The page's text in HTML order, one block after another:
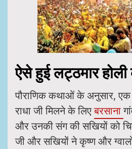
ऐसे हुई लट्ठमार
पौराणिक कथाओं के अनुसार, एक
राधा जी मिलने के लिएबरसाना
और उनकी संग की सखियों को
जी और सखियों ने कृष्ण और